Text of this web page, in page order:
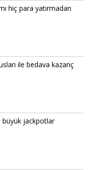
hiç para yatırmadan
ile bedava kazanç
büyük jackpotlar